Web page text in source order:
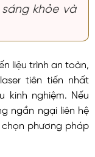
khỏe và
liệu trình an toàn,
tiên tiến nhất
kinh nghiệm. Nếu
ngần ngại liên hệ
phương pháp